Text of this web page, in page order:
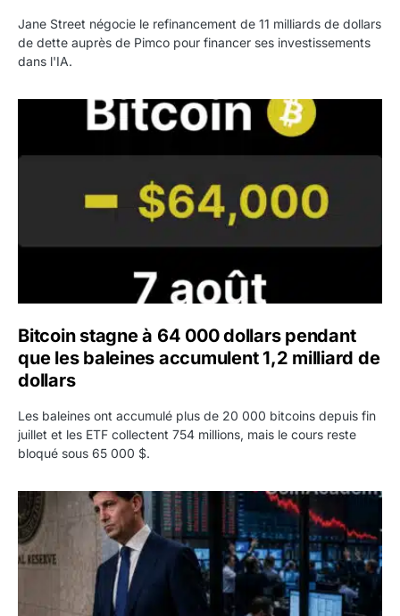
Jane Street négocie le refinancement de 11 milliards de dollars
de dette auprès de Pimco pour financer ses investissements
dans l'IA.
Bitcoin stagne à 64 000 dollars pendant que les
Bitcoin stagne à 64 000 dollars pendant
que les baleines accumulent 1,2 milliard de
dollars
Les baleines ont accumulé plus de 20 000 bitcoins depuis fin
juillet et les ETF collectent 754 millions, mais le cours reste
bloqué sous 65 000 $.
Kevin Warsh maintient sa communication minimaliste